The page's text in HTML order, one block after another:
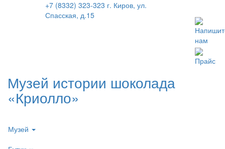
+7 (8332) 323-323 г. Киров, ул.
Спасская, д.15
нам
Прайс
Музей истории шоколада
«Криолло»
Музей